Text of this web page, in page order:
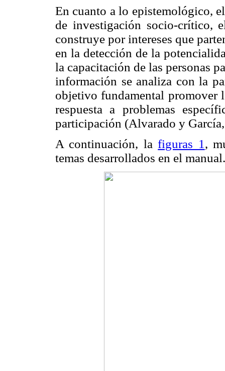
En cuanto a lo epistemológico,
de investigación socio-crítico,
construye por intereses que
en la detección de la
la capacitación de las personas
información se analiza con la
objetivo fundamental promover
respuesta a problemas
participación (Alvarado y
A continuación, lafiguras 1 ,
temas desarrollados en el manual.